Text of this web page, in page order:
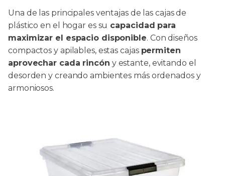
Una de las principales ventajas de las cajas de
plástico en el hogar es su capacidad para
maximizar el espacio disponible. Con diseños
compactos y apilables, estas cajas permiten
aprovechar cada rincón y estante, evitando el
desorden y creando ambientes más ordenados y
armoniosos.